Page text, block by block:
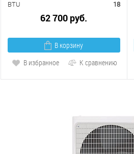
BTU
18
62 700 руб.
В корзину
В избранное
К сравнению